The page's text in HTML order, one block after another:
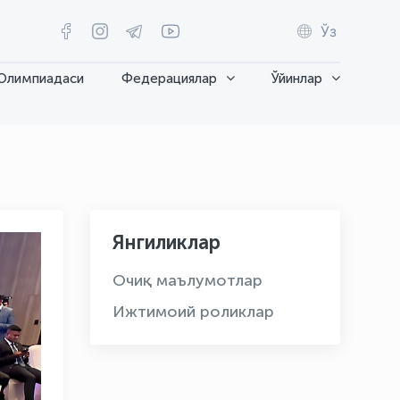
Ўз
Федерациялар Ўйинлар
Янгиликлар
Очиқ маълумотлар
Ижтимоий роликлар